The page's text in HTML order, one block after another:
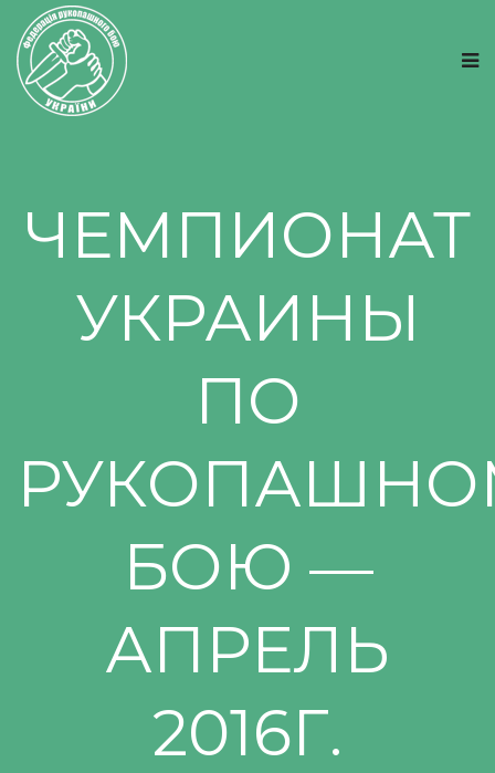
ЧЕМПИОНАТ
УКРАИНЫ
ПО
БОЮ —
АПРЕЛЬ
2016Г.